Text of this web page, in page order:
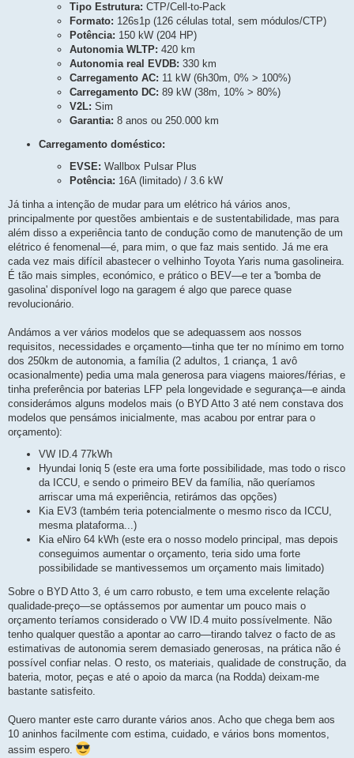
Tipo Estrutura: CTP/Cell-to-Pack
Formato: 126s1p (126 células total, sem módulos/CTP)
Potência: 150 kW (204 HP)
Autonomia WLTP: 420 km
Autonomia real EVDB: 330 km
Carregamento AC: 11 kW (6h30m, 0% > 100%)
Carregamento DC: 89 kW (38m, 10% > 80%)
V2L: Sim
Garantia: 8 anos ou 250.000 km
Carregamento doméstico:
EVSE: Wallbox Pulsar Plus
Potência: 16A (limitado) / 3.6 kW
Já tinha a intenção de mudar para um elétrico há vários anos,
principalmente por questões ambientais e de sustentabilidade, mas para
além disso a experiência tanto de condução como de manutenção de um
elétrico é fenomenal—é, para mim, o que faz mais sentido. Já me era
cada vez mais difícil abastecer o velhinho Toyota Yaris numa gasolineira.
É tão mais simples, económico, e prático o BEV—e ter a 'bomba de
gasolina' disponível logo na garagem é algo que parece quase
revolucionário.
Andámos a ver vários modelos que se adequassem aos nossos
requisitos, necessidades e orçamento—tinha que ter no mínimo em torno
dos 250km de autonomia, a família (2 adultos, 1 criança, 1 avô
ocasionalmente) pedia uma mala generosa para viagens maiores/férias, e
tinha preferência por baterias LFP pela longevidade e segurança—e ainda
considerámos alguns modelos mais (o BYD Atto 3 até nem constava dos
modelos que pensámos inicialmente, mas acabou por entrar para o
orçamento):
VW ID.4 77kWh
Hyundai Ioniq 5 (este era uma forte possibilidade, mas todo o risco
da ICCU, e sendo o primeiro BEV da família, não queríamos
arriscar uma má experiência, retirámos das opções)
Kia EV3 (também teria potencialmente o mesmo risco da ICCU,
mesma plataforma...)
Kia eNiro 64 kWh (este era o nosso modelo principal, mas depois
conseguimos aumentar o orçamento, teria sido uma forte
possibilidade se mantivessemos um orçamento mais limitado)
Sobre o BYD Atto 3, é um carro robusto, e tem uma excelente relação
qualidade-preço—se optássemos por aumentar um pouco mais o
orçamento teríamos considerado o VW ID.4 muito possívelmente. Não
tenho qualquer questão a apontar ao carro—tirando talvez o facto de as
estimativas de autonomia serem demasiado generosas, na prática não é
possível confiar nelas. O resto, os materiais, qualidade de construção, da
bateria, motor, peças e até o apoio da marca (na Rodda) deixam-me
bastante satisfeito.
Quero manter este carro durante vários anos. Acho que chega bem aos
10 aninhos facilmente com estima, cuidado, e vários bons momentos,
assim espero.